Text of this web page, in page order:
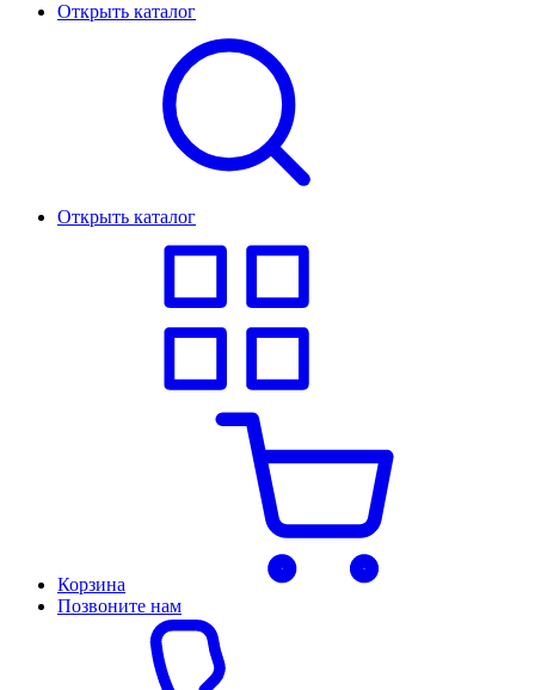
Открыть каталог
Открыть каталог
Корзина
Позвоните нам